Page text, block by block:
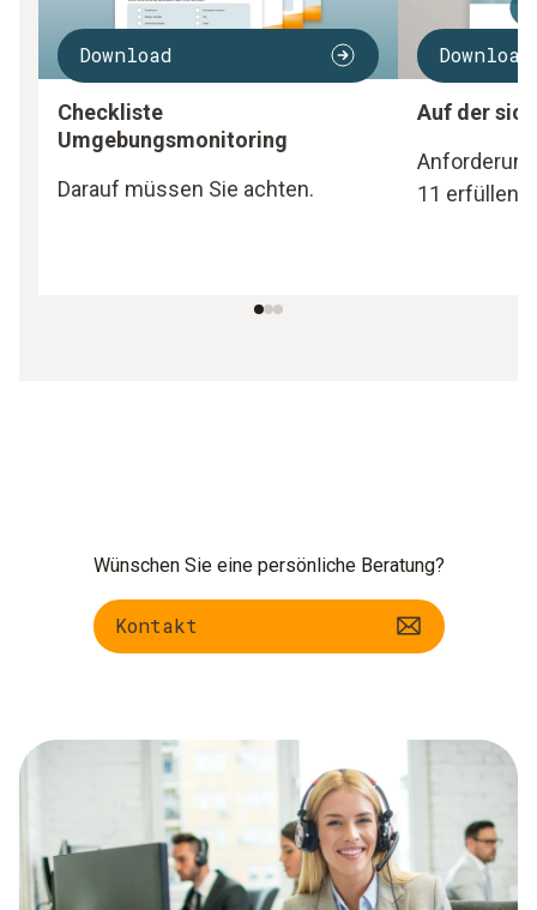
Download
Checkliste
Umgebungsmonitoring
Darauf müssen Sie achten.
Download
Auf der
11 erfüllen
Wünschen Sie eine persönliche Beratung?
Kontakt